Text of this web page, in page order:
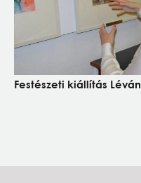
Festészeti kiállítás Léván